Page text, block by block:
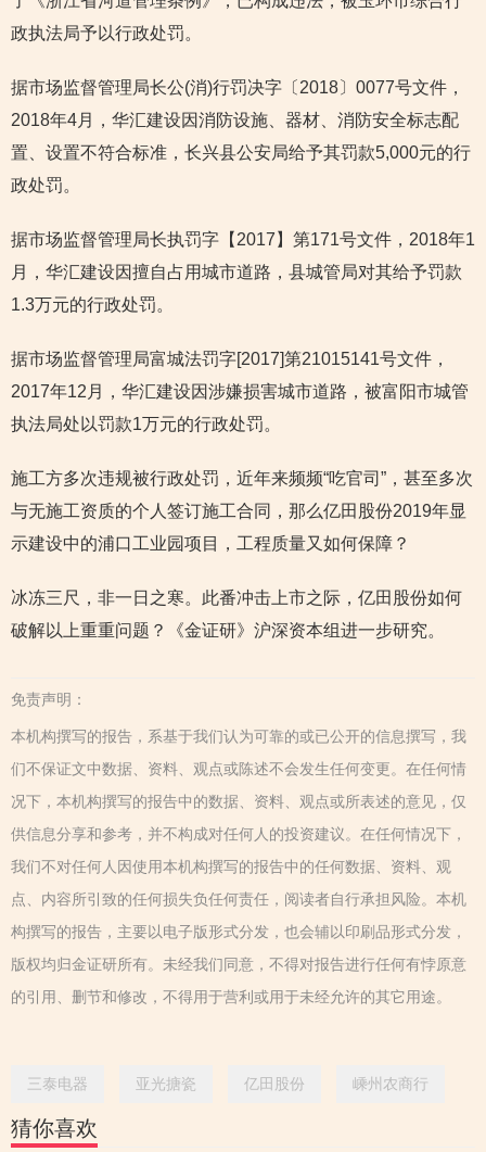
政执法局予以行政处罚。
据市场监督管理局长公(消)行罚决字〔2018〕0077号文件，
2018年4月，华汇建设因消防设施、器材、消防安全标志配
置、设置不符合标准，长兴县公安局给予其罚款5,000元的行
政处罚。
据市场监督管理局长执罚字【2017】第171号文件，2018年1
月，华汇建设因擅自占用城市道路，县城管局对其给予罚款
1.3万元的行政处罚。
据市场监督管理局富城法罚字[2017]第21015141号文件，
2017年12月，华汇建设因涉嫌损害城市道路，被富阳市城管
执法局处以罚款1万元的行政处罚。
施工方多次违规被行政处罚，近年来频频“吃官司”，甚至多次
与无施工资质的个人签订施工合同，那么亿田股份2019年显
示建设中的浦口工业园项目，工程质量又如何保障？
冰冻三尺，非一日之寒。此番冲击上市之际，亿田股份如何
破解以上重重问题？《金证研》沪深资本组进一步研究。
免责声明：
本机构撰写的报告，系基于我们认为可靠的或已公开的信息撰写，我
们不保证文中数据、资料、观点或陈述不会发生任何变更。在任何情
况下，本机构撰写的报告中的数据、资料、观点或所表述的意见，仅
供信息分享和参考，并不构成对任何人的投资建议。在任何情况下，
我们不对任何人因使用本机构撰写的报告中的任何数据、资料、观
点、内容所引致的任何损失负任何责任，阅读者自行承担风险。本机
构撰写的报告，主要以电子版形式分发，也会辅以印刷品形式分发，
版权均归金证研所有。未经我们同意，不得对报告进行任何有悖原意
的引用、删节和修改，不得用于营利或用于未经允许的其它用途。
三泰电器 亚光搪瓷 亿田股份 嵊州农商行
猜你喜欢